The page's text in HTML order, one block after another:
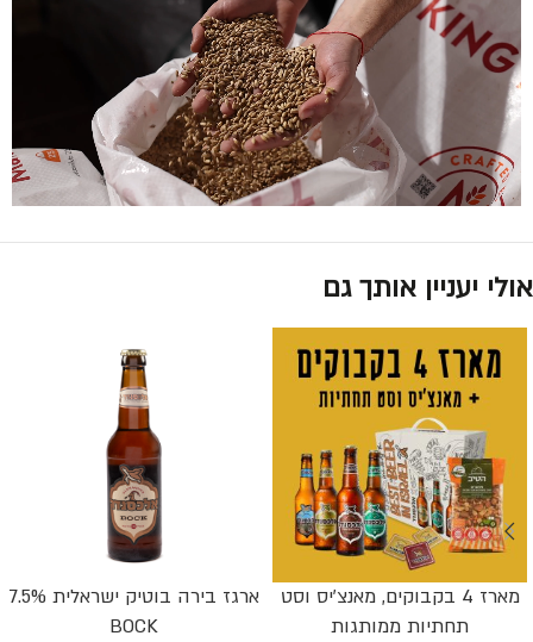
אולי יעניין אותך גם
מארז 4 בקבוקים, מאנצ’יס וסט
תחתיות ממותגות
ארגז בירה בוטיק ישראלית 7.5%
BOCK